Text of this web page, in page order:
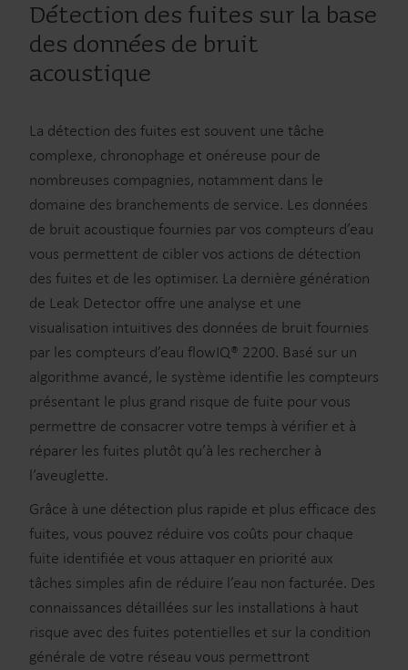
Détection des fuites sur la base
des données de bruit
acoustique
La détection des fuites est souvent une tâche
complexe, chronophage et onéreuse pour de
nombreuses compagnies, notamment dans le
domaine des branchements de service. Les données
de bruit acoustique fournies par vos compteurs d’eau
vous permettent de cibler vos actions de détection
des fuites et de les optimiser. La dernière génération
de Leak Detector offre une analyse et une
visualisation intuitives des données de bruit fournies
par les compteurs d’eau flowIQ® 2200. Basé sur un
algorithme avancé, le système identifie les compteurs
présentant le plus grand risque de fuite pour vous
permettre de consacrer votre temps à vérifier et à
réparer les fuites plutôt qu’à les rechercher à
l’aveuglette.
Grâce à une détection plus rapide et plus efficace des
fuites, vous pouvez réduire vos coûts pour chaque
fuite identifiée et vous attaquer en priorité aux
tâches simples afin de réduire l’eau non facturée. Des
connaissances détaillées sur les installations à haut
risque avec des fuites potentielles et sur la condition
générale de votre réseau vous permettront